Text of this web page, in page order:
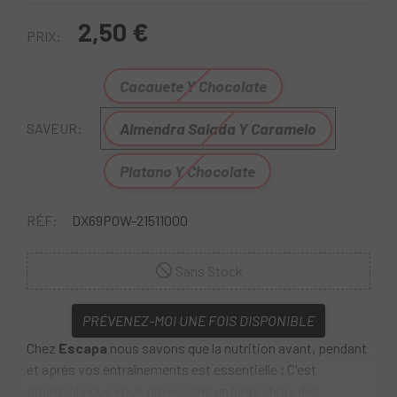
PRIX: 2,50 €
SAVEUR:
Cacauete Y Chocolate
Almendra Salada Y Caramelo
Platano Y Chocolate
RÉF: DX69POW-21511000
PRÉVENEZ-MOI UNE FOIS DISPONIBLE
Chez Escapa nous savons que la nutrition avant, pendant
et après vos entraînements est essentielle ; C'est